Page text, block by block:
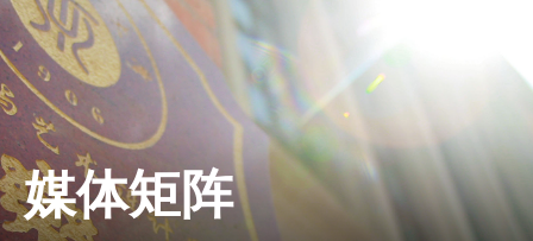
媒体矩阵